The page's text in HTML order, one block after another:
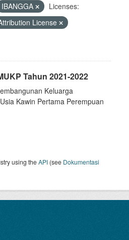
IBANGGA
Licenses:
License
Tahun 2021-2022
Keluarga
Kawin Pertama Perempuan
using theAPI (see Dokumentasi